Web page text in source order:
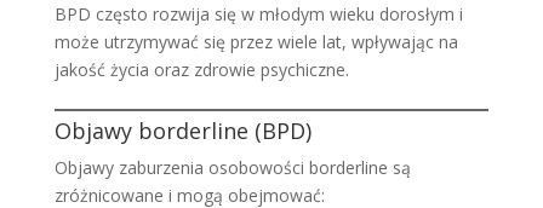
BPD często rozwija się w młodym wieku dorosłym i
może utrzymywać się przez wiele lat, wpływając na
jakość życia oraz zdrowie psychiczne.
Objawy borderline (BPD)
Objawy zaburzenia osobowości borderline są
zróżnicowane i mogą obejmować: